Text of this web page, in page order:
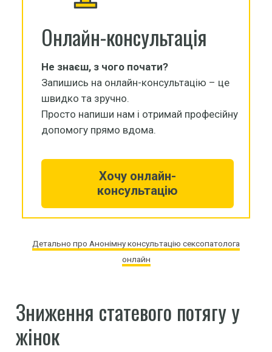
Онлайн-консультація
Не знаєш, з чого почати?
Запишись на онлайн-консультацію – це
швидко та зручно.
Просто напиши нам і отримай професійну
допомогу прямо вдома.
Хочу онлайн-
консультацію
Детально про Анонімну консультацію сексопатолога
онлайн
Зниження статевого потягу у
жінок